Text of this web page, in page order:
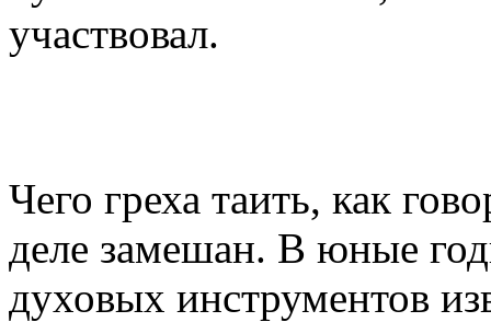
Чего греха таить, как
деле замешан. В юные
духовых инструментов